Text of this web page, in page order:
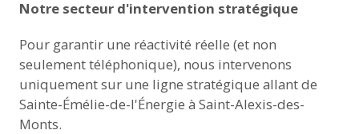
Notre secteur d'intervention stratégique
Pour garantir une réactivité réelle (et non
seulement téléphonique), nous intervenons
uniquement sur une ligne stratégique allant de
Sainte-Émélie-de-l'Énergie à Saint-Alexis-des-
Monts.